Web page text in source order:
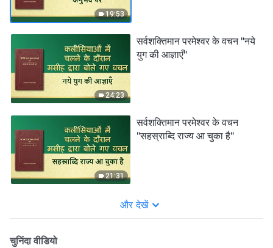
19:53
24:23
सर्वशक्तिमान परमेश्वर के वचन "नये
युग की आज्ञाएँ"
21:31
सर्वशक्तिमान परमेश्वर के वचन
"सहस्राब्दि राज्य आ चुका है"
और देखें
चुनिंदा वीडियो